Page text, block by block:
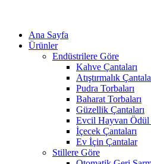
Ana Sayfa
Ürünler
Endüstrilere Göre
Kahve Çantaları
Atıştırmalık
Pudra Torbaları
Baharat Torbaları
Güzellik Çantaları
Evcil Hayvan Ödül
İçecek Çantaları
Ev İçin Çantalar
Stillere Göre